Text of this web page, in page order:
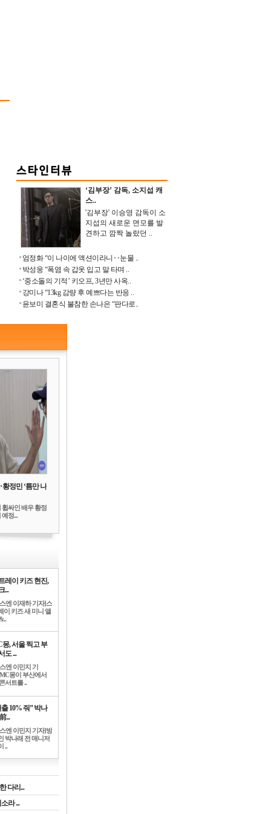
‘김부장’ 감독, 소지섭 캐
스..
'김부장' 이승영 감독이 소
지섭의 새로운 면모를 발
견하고 깜짝 놀랐던 ..
엄정화 “이 나이에 액션이라니‥눈물 ..
박성웅 “폭염 속 갑옷 입고 말 타며 ..
‘중소돌의 기적’ 키오프, 3년만 사옥..
강미나 “13kg 감량 후 예쁘다는 반응 ..
윤보미 결혼식 불참한 손나은 “판다로..
정민 ‘틈만 나
싸인 배우 황정
정...
레이 키즈 현진,
...
엔 이재하 기자]스
이 키즈 새 미니 앨
, 서울 찍고 부
도 ...
엔 이민지 기
몽이 부산에서
서트를 ..
10% 줘” 박나
...
엔 이민지 기자]방
박나래 전 매니저
..
다리...
라 ...